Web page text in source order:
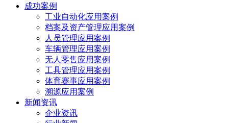
成功案例
工业自动化应用案例
档案及资产管理应用案例
人员管理应用案例
车辆管理应用案例
无人零售应用案例
工具管理应用案例
体育赛事应用案例
溯源应用案例
新闻资讯
企业资讯